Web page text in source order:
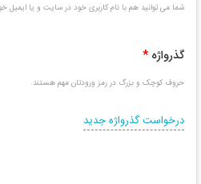
شما می توانید هم با نام کاربری خود در سایت و یا ایمیل
گذرواژه *
حروف کوچک و بزرگ در رمز ورودتان مهم هستند.
درخواست گذرواژه جدید